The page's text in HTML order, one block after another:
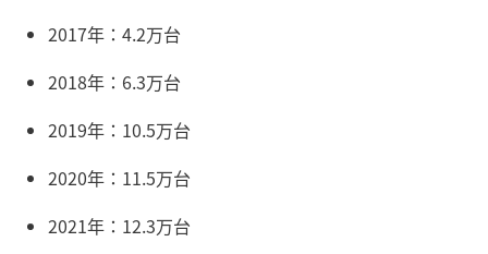
2017年：4.2万台
2018年：6.3万台
2019年：10.5万台
2020年：11.5万台
2021年：12.3万台